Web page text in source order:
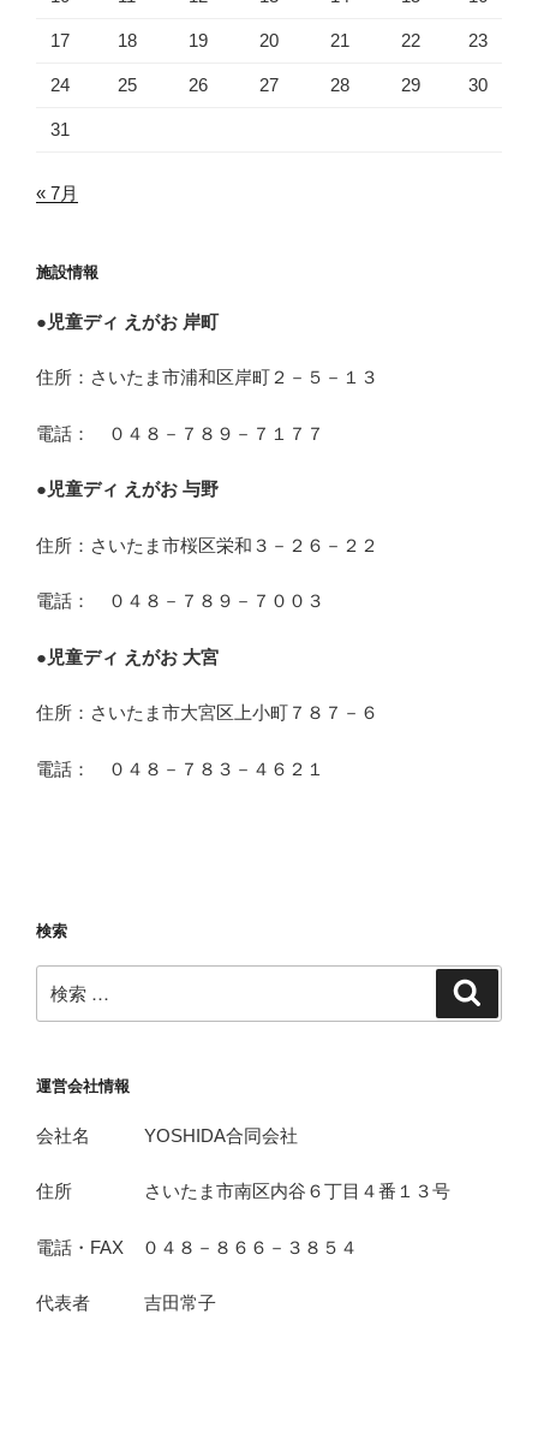
17 18 19 20 21 22 23
24 25 26 27 28 29 30
31
« 7月
施設情報
● 児童ディ えがお 岸町
住所：さいたま市浦和区岸町２－５－１３
電話： ０４８－７８９－７１７７
● 児童ディ えがお 与野
住所：さいたま市桜区栄和３－２６－２２
電話： ０４８－７８９－７００３
● 児童ディ えがお 大宮
住所：さいたま市大宮区上小町７８７－６
電話： ０４８－７８３－４６２１
検索
索:
運営会社情報
会社名 YOSHIDA合同会社
住所 さいたま市南区内谷６丁目４番１３号
電話・FAX ０４８－８６６－３８５４
代表者 吉田常子